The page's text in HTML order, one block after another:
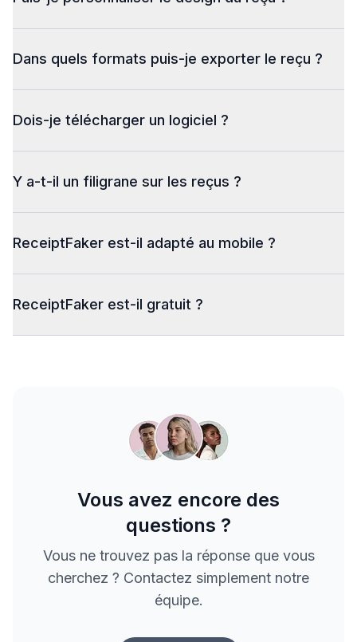
Dans quels formats puis-je exporter le reçu ?
Dois-je télécharger un logiciel ?
Y a-t-il un filigrane sur les reçus ?
ReceiptFaker est-il adapté au mobile ?
ReceiptFaker est-il gratuit ?
Vous avez encore des
questions ?
Vous ne trouvez pas la réponse que vous
cherchez ? Contactez simplement notre
équipe.